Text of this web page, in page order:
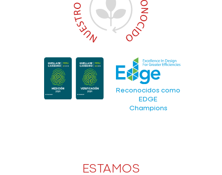
Reconocidos como
EDGE
Champions
ESTAMOS